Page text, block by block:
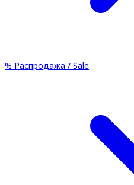
% Распродажа / Sale